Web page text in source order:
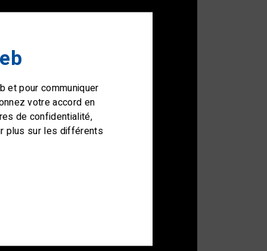
et pour communiquer
votre accord en
de confidentialité,
plus sur les différents